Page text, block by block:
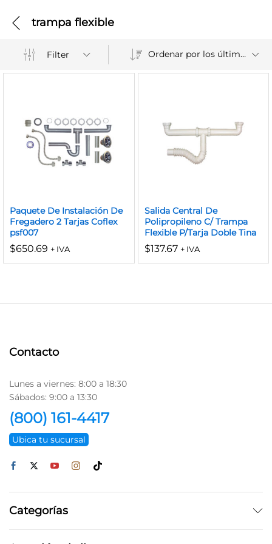
trampa flexible
Filter Ordenar por los últimos
Paquete De Instalación De
Fregadero 2 Tarjas Coflex
psf007
$650.69 + IVA
Salida Central De
Polipropileno C/ Trampa
Flexible P/Tarja Doble Tina
$137.67 + IVA
Contacto
Lunes a viernes: 8:00 a 18:30
Sábados: 9:00 a 13:30
(800) 161-4417
Ubica tu sucursal
Categorías